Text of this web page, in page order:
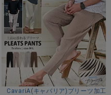
ルーネックドルマンハーフスリー
CavariA(キャバリア)プリーツ加工